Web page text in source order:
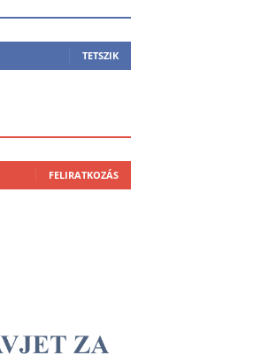
TETSZIK
FELIRATKOZÁS